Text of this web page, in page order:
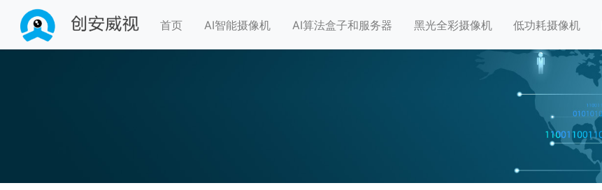
首页 AI智能摄像机 AI算法盒子和服务器 黑光全彩摄像机 低功耗摄像机